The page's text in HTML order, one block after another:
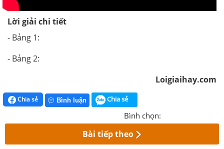
Lời giải chi tiết
- Bảng 1:
- Bảng 2:
Loigiaihay.com
Chia sẻ Bình luận Chia sẻ
Bình chọn:
Bài tiếp theo